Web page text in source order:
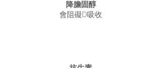
降膽固醇
會阻礙D吸收